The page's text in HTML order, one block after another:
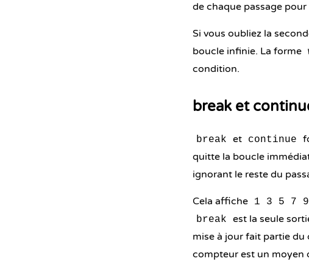
de chaque passage
Si vous oubliez la
boucle infinie. La forme
condition.
break et
break et continue
quitte la boucle
ignorant le reste du
Cela affiche 1 3 5 7 9
break est la seule
mise à jour fait partie du
compteur est un moyen